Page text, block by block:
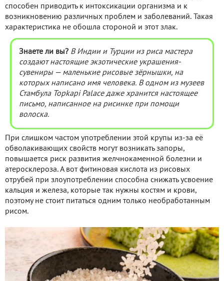
способен приводить к интоксикации организма и к
возникновению различных проблем и заболеваний. Такая
характеристика не обошла стороной и этот злак.
Знаете ли вы? В Индии и Турции из риса мастера
создают настоящие экзотические украшения-
сувениры — маленькие рисовые зёрнышки, на
которых написано имя человека. В одном из музеев
Стамбула Topkapi Palace даже хранится настоящее
письмо, написанное на рисинке при помощи
волоска.
При слишком частом употреблении этой крупы из-за её
обволакивающих свойств могут возникать запоры,
повышается риск развития желчнокаменной болезни и
атеросклероза. А вот фитиновая кислота из рисовых
отрубей при злоупотреблении способна снижать усвоение
кальция и железа, которые так нужны костям и крови,
поэтому не стоит питаться одним только необработанным
рисом.